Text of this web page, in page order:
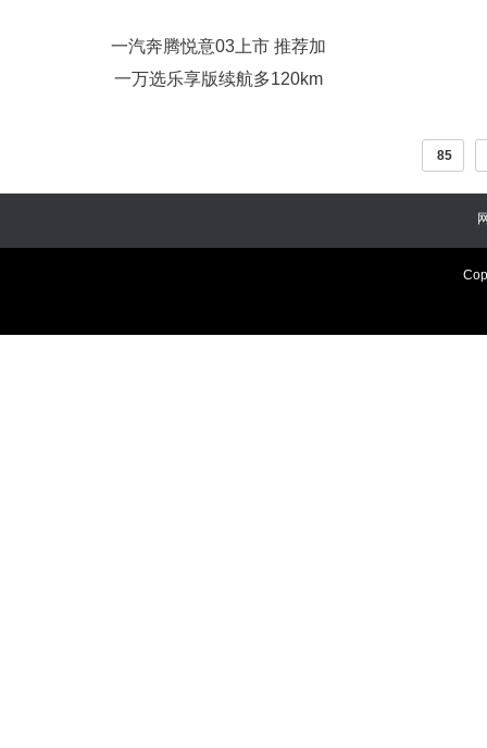
一汽奔腾悦意03上市 推荐加
一万选乐享版续航多120km
85